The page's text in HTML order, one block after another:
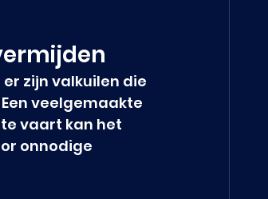
zijn valkuilen die
veelgemaakte
vaart kan het
onnodige